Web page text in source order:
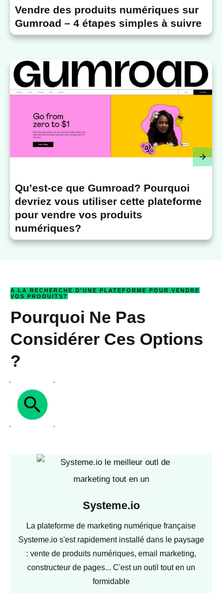
Vendre des produits numériques sur
Gumroad – 4 étapes simples à suivre
Qu’est-ce que Gumroad? Pourquoi
devriez vous utiliser cette plateforme
pour vendre vos produits
numériques?
A LA RECHERCHE D'UNE PLATEFORME POUR VENDRE
VOS PRODUITS?
Pourquoi Ne Pas
Considérer Ces Options
?
Systeme.io
La plateforme de marketing numérique française
Systeme.io s'est rapidement installé dans le paysage
: vente de produits numériques, email marketing,
constructeur de pages... C'est un outil tout en un
formidable